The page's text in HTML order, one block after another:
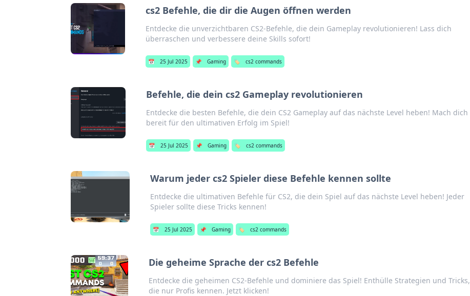
cs2 Befehle, die dir die Augen öffnen werden
Entdecke die unverzichtbaren CS2-Befehle, die dein Gameplay revolutionieren! Lass dich
überraschen und verbessere deine Skills sofort!
📅 25 Jul 2025 📌 Gaming 🏷️ cs2 commands
Befehle, die dein cs2 Gameplay revolutionieren
Entdecke die besten Befehle, die dein CS2 Gameplay auf das nächste Level heben! Mach dich
bereit für den ultimativen Erfolg im Spiel!
📅 25 Jul 2025 📌 Gaming 🏷️ cs2 commands
Warum jeder cs2 Spieler diese Befehle kennen sollte
Entdecke die ultimativen Befehle für CS2, die dein Spiel auf das nächste Level heben! Jeder
Spieler sollte diese Tricks kennen!
📅 25 Jul 2025 📌 Gaming 🏷️ cs2 commands
Die geheime Sprache der cs2 Befehle
Entdecke die geheimen CS2-Befehle und dominiere das Spiel! Enthülle Strategien und Tricks,
die nur Profis kennen. Jetzt klicken!